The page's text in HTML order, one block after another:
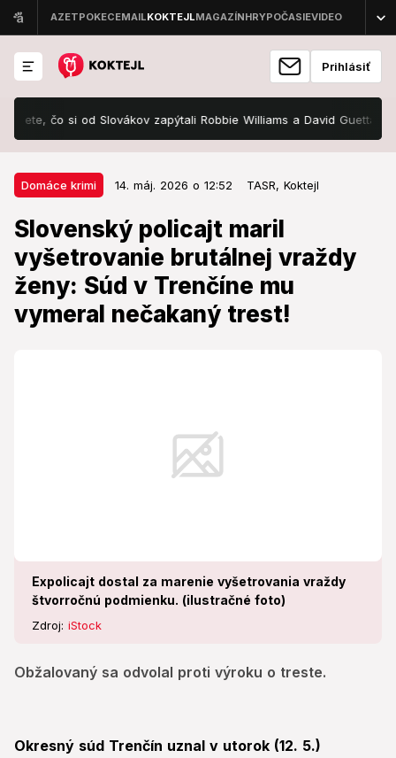
Prihlásiť
čo si od Slovákov zapýtali Robbie Williams a David Guetta! Ide o
Domáce krimi 14. máj. 2026 o 12:52 TASR, Koktejl
Slovenský policajt maril
vyšetrovanie brutálnej vraždy
ženy: Súd v Trenčíne mu
vymeral nečakaný trest!
Expolicajt dostal za marenie vyšetrovania vraždy
štvorročnú podmienku. (ilustračné foto)
Zdroj: iStock
Obžalovaný sa odvolal proti výroku o treste.
Domáce krimi 14. máj. 2026 o 12:52
Slovenský policajt maril
vyšetrovanie brutálnej vraždy
ženy: Súd v Trenčíne mu vymeral
nečakaný trest!
Okresný súd Trenčín uznal v utorok (12. 5.)